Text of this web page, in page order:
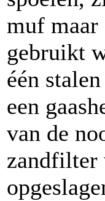
muf maar
gebruikt
één
een
van de
zandfilter